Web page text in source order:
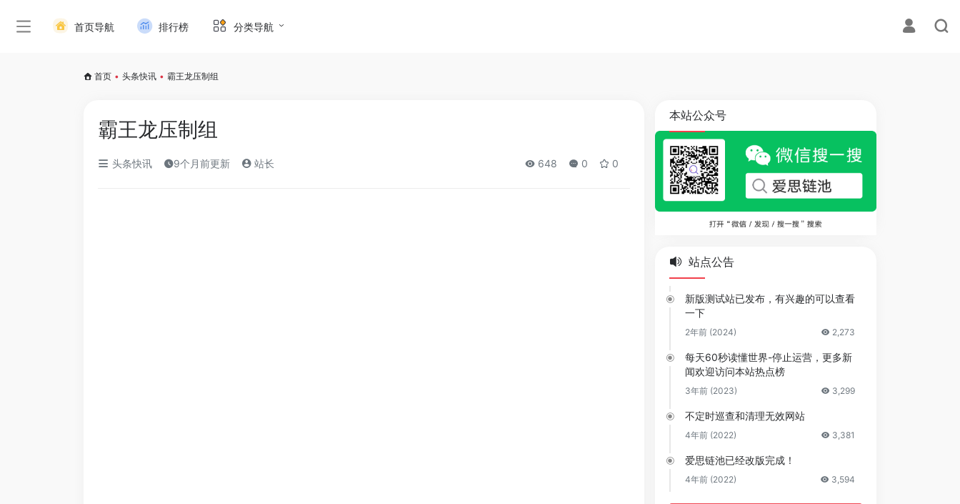
首页导航 排行榜 分类导航
首页 • 头条快讯 • 霸王龙压制组
霸王龙压制组
头条快讯 9个月前更新 站长 648 0 0
本站公众号
站点公告
新版测试站已发布，有兴趣的可以查看
一下
2年前 (2024) 2,273
每天60秒读懂世界-停止运营，更多新
闻欢迎访问本站热点榜
3年前 (2023) 3,299
不定时巡查和清理无效网站
4年前 (2022) 3,381
爱思链池已经改版完成！
4年前 (2022) 3,594